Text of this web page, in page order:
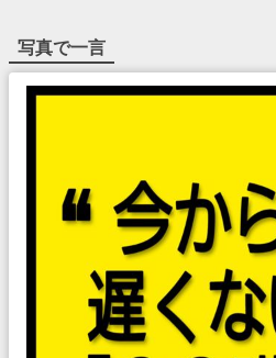
写真で一言